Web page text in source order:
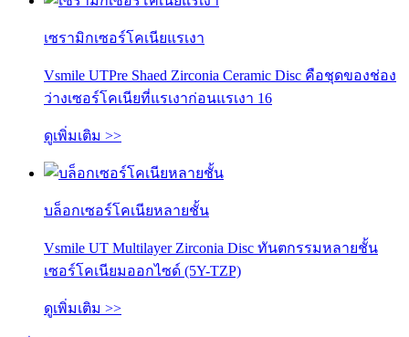
เซรามิกเซอร์โคเนียแรเงา
Vsmile UTPre Shaed Zirconia Ceramic Disc คือชุดของช่อง
ว่างเซอร์โคเนียที่แรเงาก่อนแรเงา 16
ดูเพิ่มเติม >>
บล็อกเซอร์โคเนียหลายชั้น
Vsmile UT Multilayer Zirconia Disc ทันตกรรมหลายชั้น
เซอร์โคเนียมออกไซด์ (5Y-TZP)
ดูเพิ่มเติม >>